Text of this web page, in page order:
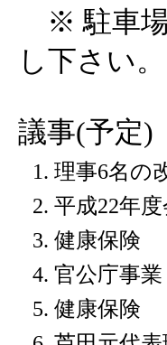
※ 駐車場
し下さい。
議事(予定)
理事6名の
平成22年
健康保険
官公庁事業
健康保険